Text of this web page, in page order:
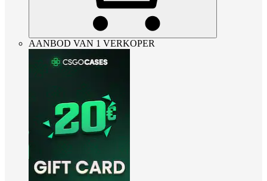
AANBOD VAN 1 VERKOPER